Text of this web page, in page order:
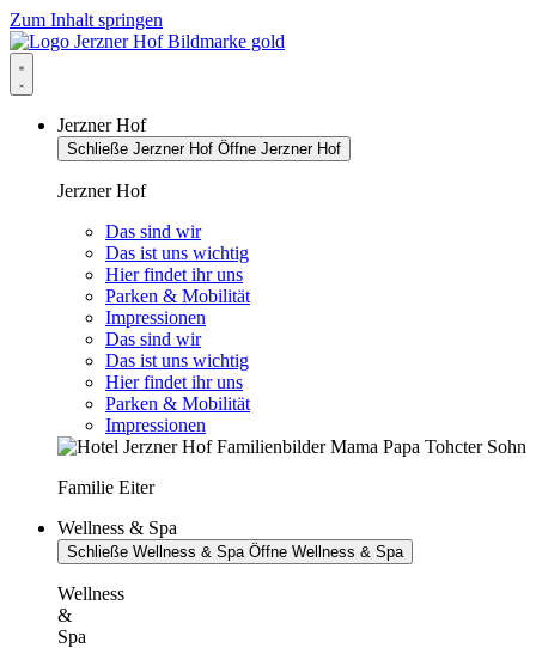
Zum Inhalt springen
Jerzner Hof
Schließe Jerzner Hof Öffne Jerzner Hof
Jerzner Hof
Das sind wir
Das ist uns wichtig
Hier findet ihr uns
Parken & Mobilität
Impressionen
Das sind wir
Das ist uns wichtig
Hier findet ihr uns
Parken & Mobilität
Impressionen
Familie Eiter
Wellness & Spa
Schließe Wellness & Spa Öffne Wellness & Spa
Wellness
&
Spa